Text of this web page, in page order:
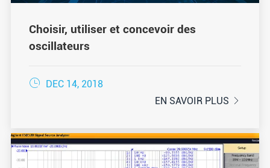
Choisir, utiliser et concevoir des
oscillateurs
 DEC 14, 2018
EN SAVOIR PLUS
